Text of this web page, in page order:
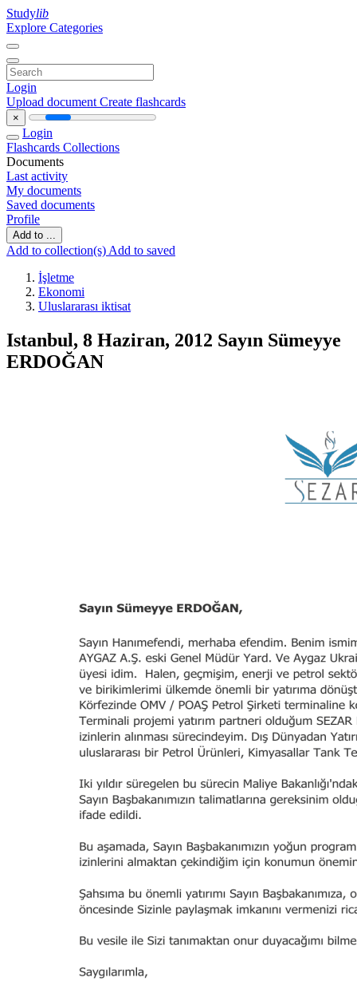
Studylib
Explore Categories
Login
Upload document Create flashcards
×
Login
Flashcards Collections
Documents
Last activity
My documents
Saved documents
Profile
Add to ...
Add to collection(s) Add to saved
İşletme
Ekonomi
Uluslararası iktisat
Istanbul, 8 Haziran, 2012 Sayın Sümeyye
ERDOĞAN